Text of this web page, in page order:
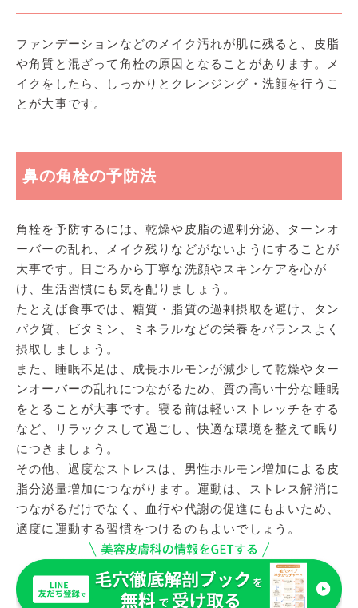
ファンデーションなどのメイク汚れが肌に残ると、皮脂
や角質と混ざって角栓の原因となることがあります。メ
イクをしたら、しっかりとクレンジング・洗顔を行うこ
とが大事です。
鼻の角栓の予防法
角栓を予防するには、乾燥や皮脂の過剰分泌、ターンオ
ーバーの乱れ、メイク残りなどがないようにすることが
大事です。日ごろから丁寧な洗顔やスキンケアを心が
け、生活習慣にも気を配りましょう。
たとえば食事では、糖質・脂質の過剰摂取を避け、タン
パク質、ビタミン、ミネラルなどの栄養をバランスよく
摂取しましょう。
また、睡眠不足は、成長ホルモンが減少して乾燥やター
ンオーバーの乱れにつながるため、質の高い十分な睡眠
をとることが大事です。寝る前は軽いストレッチをする
など、リラックスして過ごし、快適な環境を整えて眠り
につきましょう。
その他、過度なストレスは、男性ホルモン増加による皮
脂分泌量増加につながります。運動は、ストレス解消に
つながるだけでなく、血行や代謝の促進にもよいため、
適度に運動する習慣をつけるのもよいでしょう。